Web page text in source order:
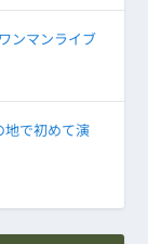
ンマンライブ
で初めて演